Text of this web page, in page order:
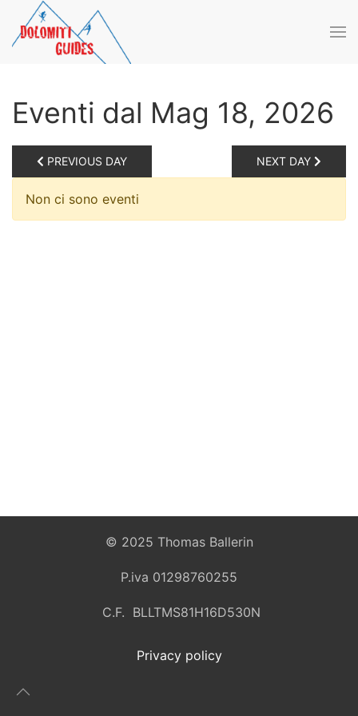
Skip to main content
Eventi dal Mag 18, 2026
PREVIOUS DAY NEXT DAY
Non ci sono eventi
© 2025 Thomas Ballerin
P.iva 01298760255
C.F. BLLTMS81H16D530N
Privacy policy